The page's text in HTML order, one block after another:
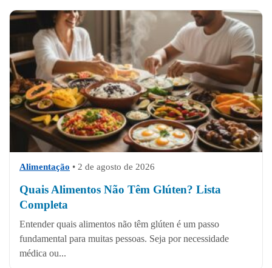
Alimentação • 2 de agosto de 2026
Quais Alimentos Não Têm Glúten? Lista
Completa
Entender quais alimentos não têm glúten é um passo
fundamental para muitas pessoas. Seja por necessidade
médica ou...